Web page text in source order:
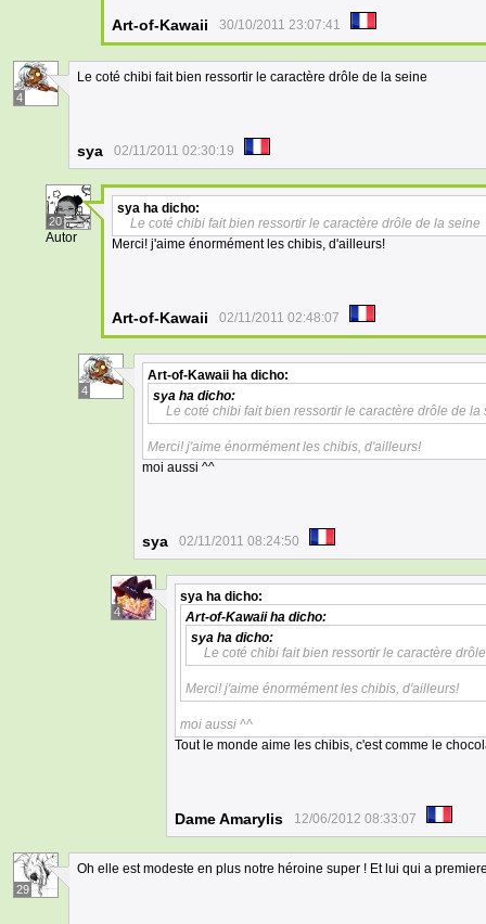
Art-of-Kawaii 30/10/2011 23:07:41
4
Le coté chibi fait bien ressortir le caractère drôle de la seine
sya 02/11/2011 02:30:19
20
Autor
sya ha dicho:
Le coté chibi fait bien ressortir le caractère drôle de la seine
Merci! j'aime énormément les chibis, d'ailleurs!
Art-of-Kawaii 02/11/2011 02:48:07
4
Art-of-Kawaii ha dicho:
sya ha dicho:
Le coté chibi fait bien ressortir le caractère drôle de la
Merci! j'aime énormément les chibis, d'ailleurs!
moi aussi ^^
sya 02/11/2011 08:24:50
4
sya ha dicho:
Art-of-Kawaiiha dicho:
sya ha dicho:
Le coté chibi fait bien ressortir le caractère
Merci! j'aime énormément les chibis, d'ailleurs!
moi aussi ^^
Tout le monde aime les chibis, c'est comme le
Dame Amarylis 12/06/2012 08:33:07
29
Oh elle est modeste en plus notre héroine super ! Et lui qui a